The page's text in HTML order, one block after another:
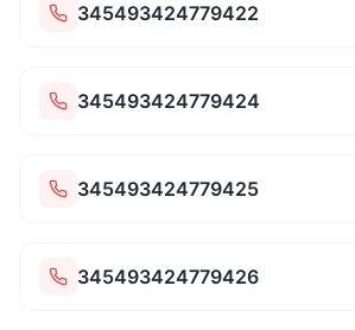
345493424779422
345493424779424
345493424779425
345493424779426